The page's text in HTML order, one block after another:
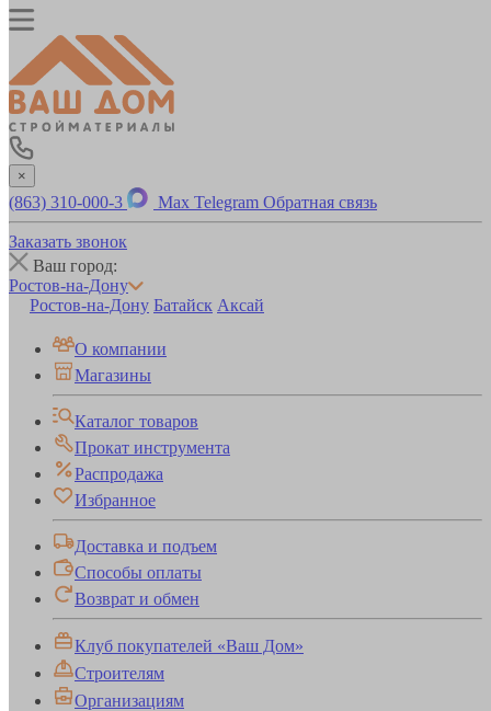
×
(863) 310-000-3 Max Telegram Обратная связь
Заказать звонок
Ваш город:
Ростов-на-Дону
Ростов-на-Дону Батайск Аксай
О компании
Магазины
Каталог товаров
Прокат инструмента
Распродажа
Избранное
Доставка и подъем
Способы оплаты
Возврат и обмен
Клуб покупателей «Ваш Дом»
Строителям
Организациям